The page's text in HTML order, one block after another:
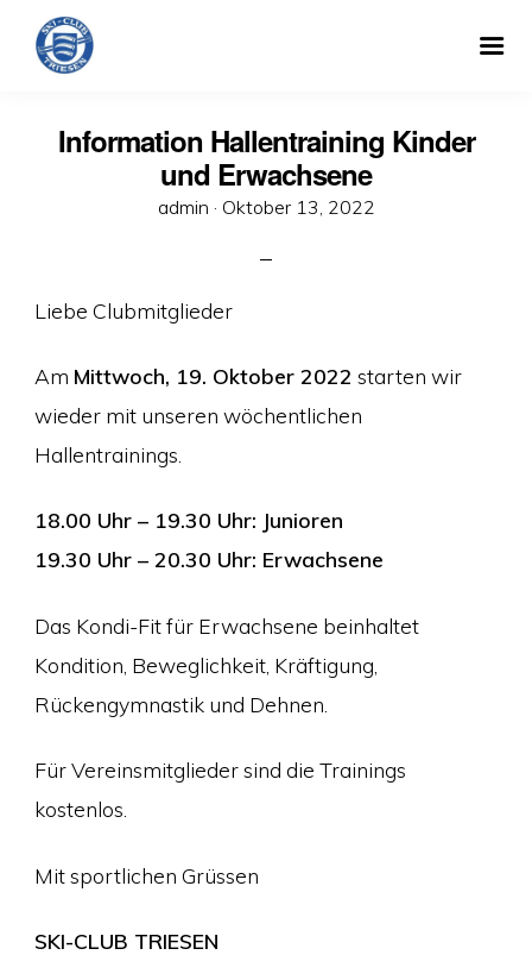
Information Hallentraining Kinder
und Erwachsene
admin · Veröffentlicht
Oktober 13, 2022
Liebe Clubmitglieder
Am Mittwoch, 19. Oktober 2022 starten wir
wieder mit unseren wöchentlichen
Hallentrainings.
18.00 Uhr – 19.30 Uhr: Junioren
19.30 Uhr – 20.30 Uhr: Erwachsene
Das Kondi-Fit für Erwachsene beinhaltet
Kondition, Beweglichkeit, Kräftigung,
Rückengymnastik und Dehnen.
Für Vereinsmitglieder sind die Trainings
kostenlos.
Mit sportlichen Grüssen
SKI-CLUB TRIESEN